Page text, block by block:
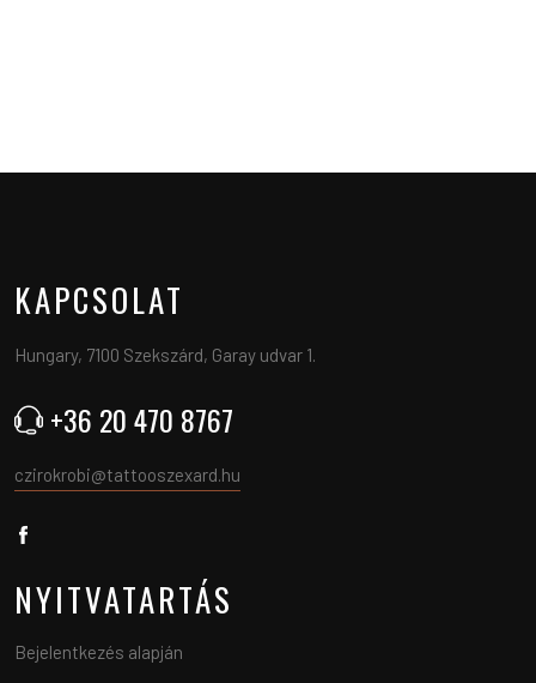
KAPCSOLAT
Hungary, 7100 Szekszárd, Garay udvar 1.
+36 20 470 8767
czirokrobi@tattooszexard.hu
NYITVATARTÁS
Bejelentkezés alapján